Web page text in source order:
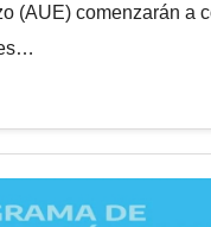
(AUE) comenzarán a